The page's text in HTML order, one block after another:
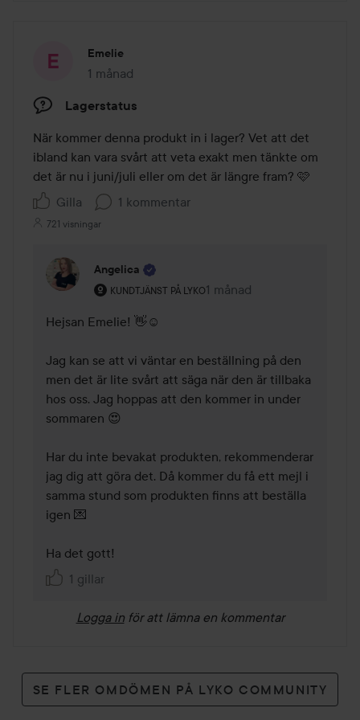
Emelie
1 månad
Inlägget skapades 1 månad
Lagerstatus
När kommer denna produkt in i lager? Vet att det
ibland kan vara svårt att veta exakt men tänkte om
det är nu i juni/juli eller om det är längre fram? 🩷
Gilla
1 kommentar
721 visningar
Angelica
KUNDTJÄNST PÅ LYKO
Användarens roll: Kundtjänst på Lyko.
1 månad
Kommentaren lades 1
Hejsan Emelie! 👋☺️
Jag kan se att vi väntar en beställning på den
men det är lite svårt att säga när den är tillbaka
hos oss. Jag hoppas att den kommer in under
sommaren 😍
Har du inte bevakat produkten, rekommenderar
jag dig att göra det. Då kommer du få ett mejl i
samma stund som produkten finns att beställa
igen 💌
Ha det gott!
1 gillar
Logga in för att lämna en kommentar
SE FLER OMDÖMEN PÅ LYKO COMMUNITY